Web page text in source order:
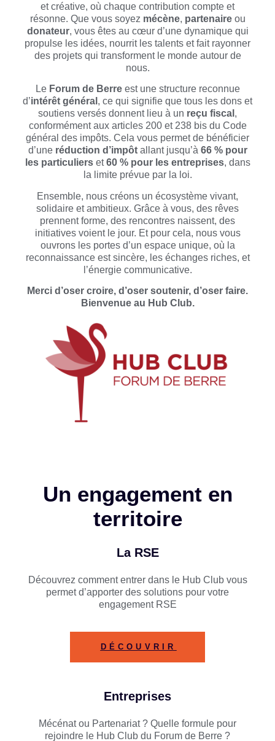
et créative, où chaque contribution compte et
résonne. Que vous soyez mécène, partenaireou
donateur, vous êtes au cœur d’une dynamique qui
propulse les idées, nourrit les talents et fait rayonner
des projets qui transforment le monde autour de
nous.
Le Forum de Berreest une structure reconnue
d’intérêt général , ce qui signifie que tous les dons et
soutiens versés donnent lieu à un reçu fiscal ,
conformément aux articles 200 et 238 bis du Code
général des impôts. Cela vous permet de bénéficier
d’une réduction d’impôtallant jusqu’à 66 % pour
les particulierset60 % pour les entreprises, dans
la limite prévue par la loi.
Ensemble, nous créons un écosystème vivant,
solidaire et ambitieux. Grâce à vous, des rêves
prennent forme, des rencontres naissent, des
initiatives voient le jour. Et pour cela, nous vous
ouvrons les portes d’un espace unique, où la
reconnaissance est sincère, les échanges riches, et
l’énergie communicative.
Merci d’oser croire, d’oser soutenir, d’oser faire.
Bienvenue au Hub Club.
Un engagement en
territoire
La RSE
Découvrez comment entrer dans le Hub Club vous
permet d’apporter des solutions pour votre
engagement RSE
DÉCOUVRIR
Entreprises
Mécénat ou Partenariat ? Quelle formule pour
rejoindre le Hub Club du Forum de Berre ?